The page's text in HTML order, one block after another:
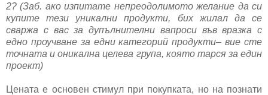
2? (Заб. ако изпитате непреодолимото желание да си
купите тези уникални продукти, бих жилал да се
сваржа с вас за дупълнителни вапроси във вразка с
едно проучване за едни категорий продукти– вие сте
точната и оникална целева група, която тарся за един
проект)
Цената е основен стимул при покупката, но на познати